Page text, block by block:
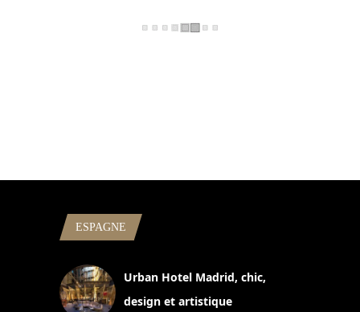
ESPAGNE
Urban Hotel Madrid, chic,
design et artistique